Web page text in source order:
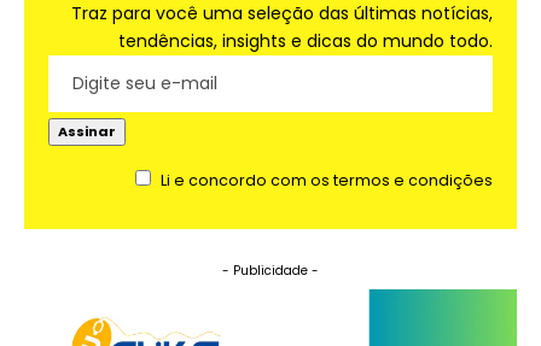
Traz para você uma seleção das últimas notícias,
tendências, insights e dicas do mundo todo.
Li e concordo com os termos e condições
- Publicidade -